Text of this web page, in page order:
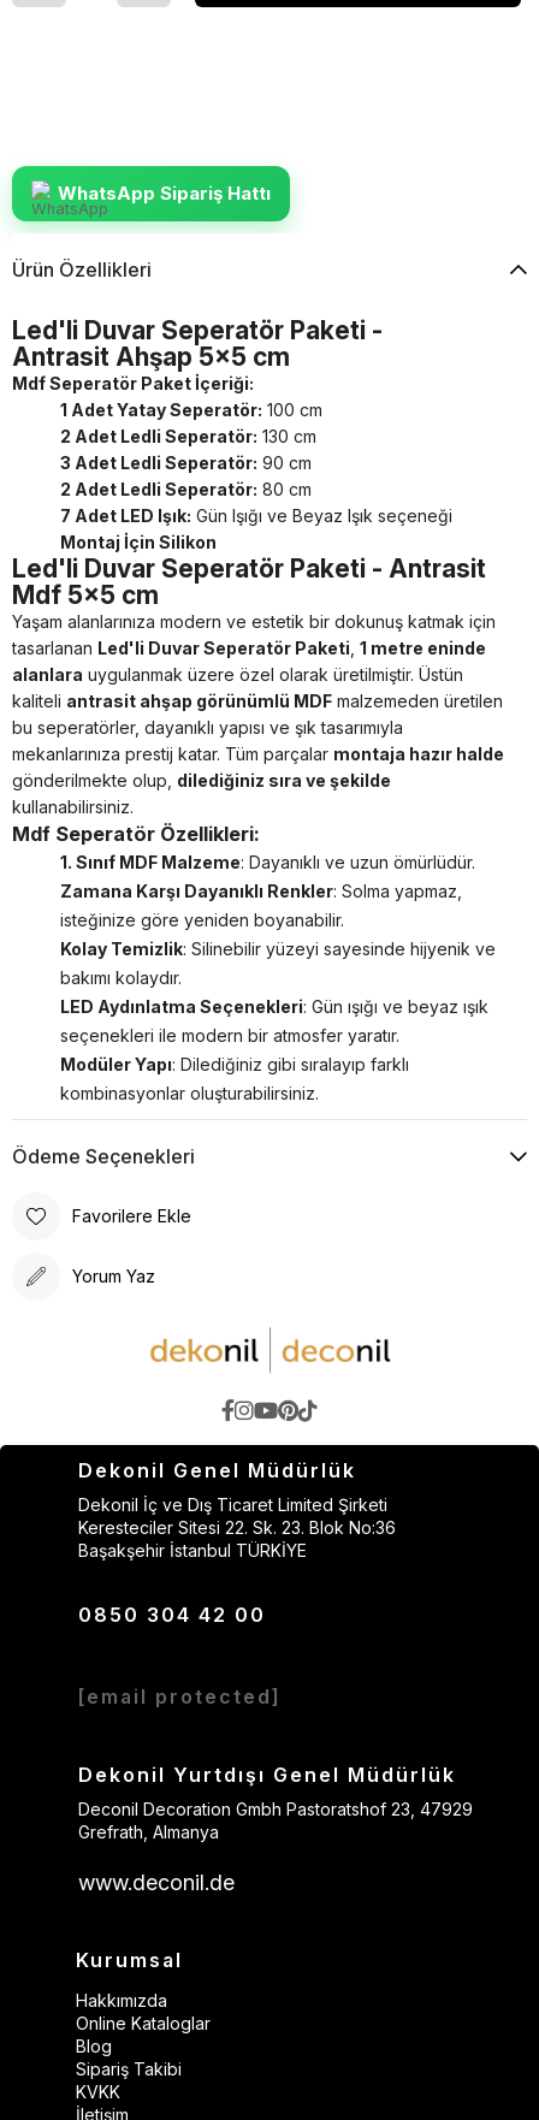
WhatsApp Sipariş Hattı
Ürün Özellikleri
Led'li Duvar Seperatör Paketi -
Antrasit Ahşap 5x5 cm
Mdf Seperatör Paket İçeriği:
1 Adet Yatay Seperatör: 100 cm
2 Adet Ledli Seperatör: 130 cm
3 Adet Ledli Seperatör: 90 cm
2 Adet Ledli Seperatör: 80 cm
7 Adet LED Işık: Gün Işığı ve Beyaz Işık seçeneği
Montaj İçin Silikon
Led'li Duvar Seperatör Paketi - Antrasit
Mdf 5x5 cm
Yaşam alanlarınıza modern ve estetik bir dokunuş katmak için
tasarlanan Led'li Duvar Seperatör Paketi 1 metre eninde
alanlara uygulanmak üzere özel olarak üretilmiştir. Üstün
kaliteli antrasit ahşap görünümlü MDF malzemeden üretilen
bu seperatörler, dayanıklı yapısı ve şık tasarımıyla
mekanlarınıza prestij katar. Tüm parçalar montaja hazır halde
gönderilmekte olup, dilediğiniz sıra ve şekilde
kullanabilirsiniz.
Mdf Seperatör Özellikleri:
1. Sınıf MDF Malzeme: Dayanıklı ve uzun ömürlüdür.
Zamana Karşı Dayanıklı Renkler: Solma yapmaz,
isteğinize göre yeniden boyanabilir.
Kolay Temizlik: Silinebilir yüzeyi sayesinde hijyenik ve
bakımı kolaydır.
LED Aydınlatma Seçenekleri: Gün ışığı ve beyaz ışık
seçenekleri ile modern bir atmosfer yaratır.
Modüler Yapı: Dilediğiniz gibi sıralayıp farklı
kombinasyonlar oluşturabilirsiniz.
Ödeme Seçenekleri
Favorilere Ekle
Yorum Yaz
Dekonil Genel Müdürlük
Dekonil İç ve Dış Ticaret Limited Şirketi
Keresteciler Sitesi 22. Sk. 23. Blok No:36
Başakşehir İstanbul TÜRKİYE
0850 304 42 00
[email protected]
Dekonil Yurtdışı Genel Müdürlük
Deconil Decoration Gmbh Pastoratshof 23, 47929
Grefrath, Almanya
www.deconil.de
Kurumsal
Hakkımızda
Online Kataloglar
Blog
Sipariş Takibi
KVKK
İletişim